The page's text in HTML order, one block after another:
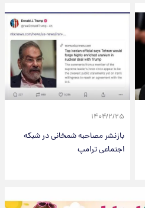
۱۴۰۴/۲/۲۵
بازنشر مصاحبه شمخانی در شبکه
اجتماعی ترامپ